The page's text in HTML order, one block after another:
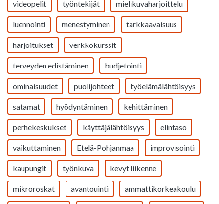
videopelit työntekijät mielikuvaharjoittelu
luennointi menestyminen tarkkaavaisuus
harjoitukset verkkokurssit
terveyden edistäminen budjetointi
ominaisuudet puolijohteet työelämälähtöisyys
satamat hyödyntäminen kehittäminen
perhekeskukset käyttäjälähtöisyys elintaso
vaikuttaminen Etelä-Pohjanmaa improvisointi
kaupungit työnkuva kevyt liikenne
mikroroskat avantouinti ammattikorkeakoulu